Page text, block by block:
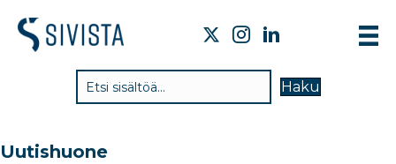
Haku
Uutishuone